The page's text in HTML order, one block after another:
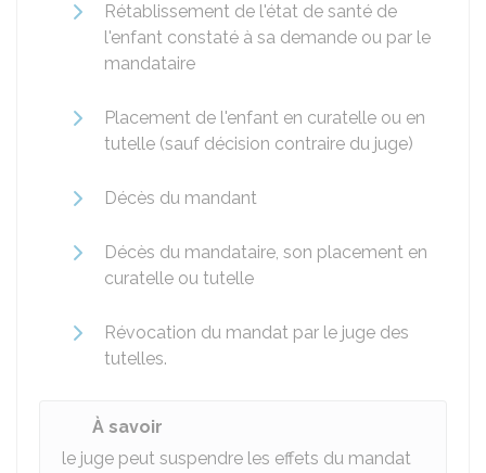
Rétablissement de l'état de santé de
l'enfant constaté à sa demande ou par le
mandataire
Placement de l'enfant en curatelle ou en
tutelle (sauf décision contraire du juge)
Décès du mandant
Décès du mandataire, son placement en
curatelle ou tutelle
Révocation du mandat par le juge des
tutelles.
À savoir
le juge peut suspendre les effets du mandat